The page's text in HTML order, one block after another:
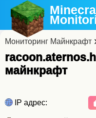
Мониторинг Майнкрафт
майнкрафт
IP адрес: